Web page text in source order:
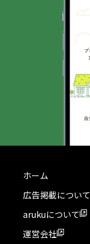
ホーム
広告掲載について
arukuについて
運営会社